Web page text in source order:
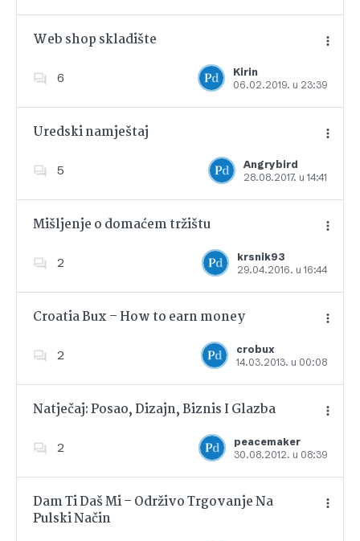
Web shop skladište
6
Kirin
06.02.2019. u 23:39
Dodajte u favorite
Uredski namještaj
5
Angrybird
28.08.2017. u 14:41
Dodajte u favorite
Mišljenje o domaćem tržištu
2
krsnik93
29.04.2016. u 16:44
Dodajte u favorite
Croatia Bux – How to earn money
2
crobux
14.03.2013. u 00:08
Dodajte u favorite
Natječaj: Posao, Dizajn, Biznis I Glazba
2
peacemaker
30.08.2012. u 08:39
Dodajte u favorite
Dam Ti Daš Mi – Održivo Trgovanje Na
Pulski Način